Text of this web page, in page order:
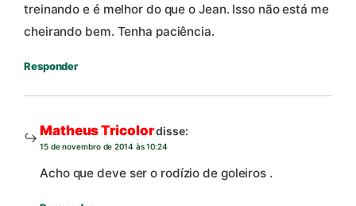
treinando e é melhor do que o Jean. Isso não está me
cheirando bem. Tenha paciência.
Responder
Matheus Tricolordisse:
15 de novembro de 2014 às 10:24
Acho que deve ser o rodízio de goleiros .